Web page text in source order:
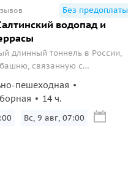
Без предоплаты
водопад и
длинный тоннель в России,
связанную с
пешеходная
14 ч.
Вс, 9 авг, 07:00